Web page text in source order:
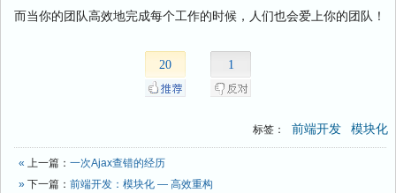
而当你的团队高效地完成每个工作的时候，人们也会爱上你的团队！
20 1
标签： 前端开发 模块化
« 上一篇： 一次Ajax查错的经历
» 下一篇： 前端开发：模块化 — 高效重构